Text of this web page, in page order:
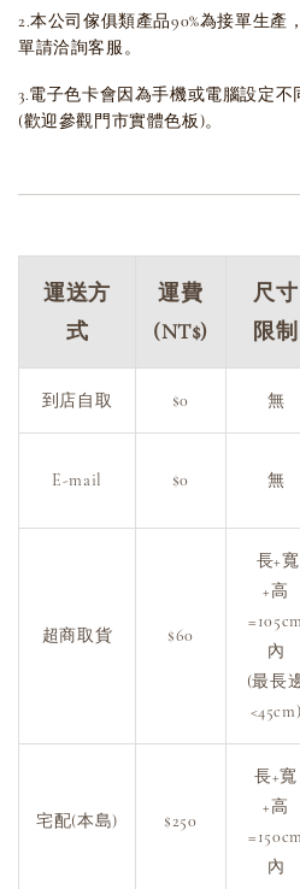
2.本公司傢俱類產品90%為接單生產
單請洽詢客服。
3.電子色卡會因為手機或電腦設定
(歡迎參觀門市實體色板)。
運送方
式
運費
(NT$)
尺寸
限制
到店自取 $0 無
E-mail $0 無
超商取貨 $60
長+寬
+高
=105cm
內
(最長
<45cm)
宅配(本島) $250
長+寬
+高
=150cm
內